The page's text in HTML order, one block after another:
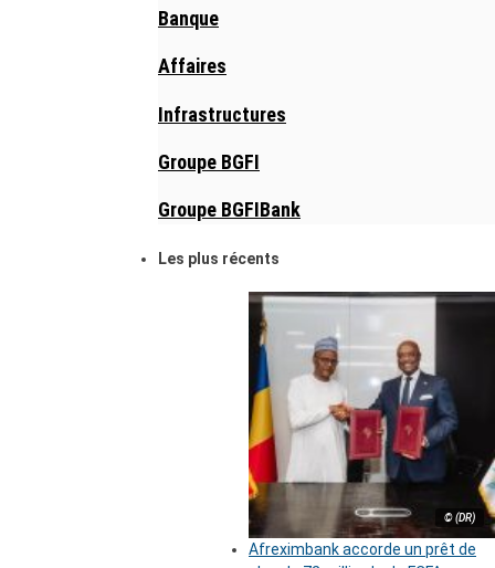
Banque
Affaires
Infrastructures
Groupe BGFI
Groupe BGFIBank
Les plus récents
© (DR)
Afreximbank accorde un prêt de